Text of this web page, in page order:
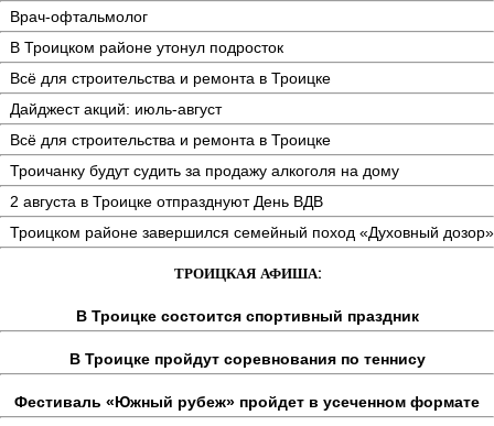
Врач-офтальмолог
В Троицком районе утонул подросток
Всё для строительства и ремонта в Троицке
Дайджест акций: июль-август
Всё для строительства и ремонта в Троицке
Троичанку будут судить за продажу алкоголя на дому
2 августа в Троицке отпразднуют День ВДВ
Троицком районе завершился семейный поход «Духовный дозор»
ТРОИЦКАЯ АФИША:
В Троицке состоится спортивный праздник
В Троицке пройдут соревнования по теннису
Фестиваль «Южный рубеж» пройдет в усеченном формате